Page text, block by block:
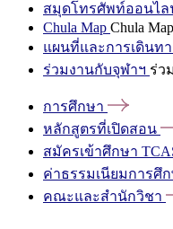
สมุดโทรศัพท์ออนไล
Chula Map Chula Map
แผนที่และการเดินทา
ร่วมงานกับจุฬาฯ ร่ว
การศึกษา
หลักสูตรที่เปิดสอน
สมัครเข้าศึกษา
ค่าธรรมเนียมการศึ
คณะและสำนักวิชา